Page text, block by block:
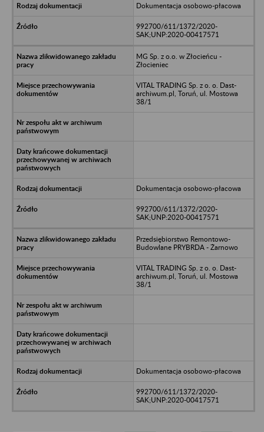
Dokumentacja osobowo-płacowa
992700/611/1372/2020-
SAK;UNP:2020-00417571
MG Sp. z o.o. w Złocieńcu -
Złocieniec
VITAL TRADING Sp. z o. o. Dast-
archiwum.pl, Toruń, ul. Mostowa
38/1
Dokumentacja osobowo-płacowa
992700/611/1372/2020-
SAK;UNP:2020-00417571
Przedsiębiorstwo Remontowo-
Budowlane PRYBRDA - Żarnowo
VITAL TRADING Sp. z o. o. Dast-
archiwum.pl, Toruń, ul. Mostowa
38/1
Dokumentacja osobowo-płacowa
992700/611/1372/2020-
SAK;UNP:2020-00417571